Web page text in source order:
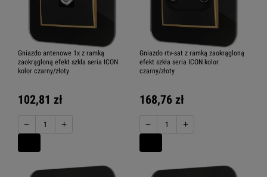
Gniazdo antenowe 1x z ramką
zaokrągloną efekt szkła seria ICON
kolor czarny/złoty
102,81 zł
− +
Gniazdo rtv-sat z ramką zaokrągloną
efekt szkła seria ICON kolor
czarny/złoty
168,76 zł
− +